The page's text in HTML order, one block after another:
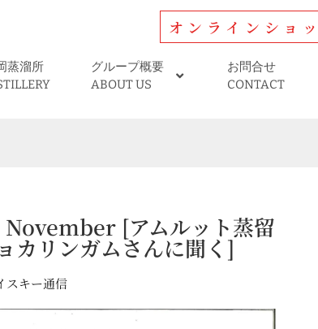
オンラインショ
蒸溜所
グループ概要
ABOUT US
お問合せ
CONTACT
November [アムルット蒸留
カリンガムさんに聞く]
スキー通信